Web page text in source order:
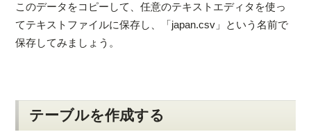
このデータをコピーして、任意のテキストエディタを使っ
てテキストファイルに保存し、「japan.csv」という名前で
保存してみましょう。
テーブルを作成する